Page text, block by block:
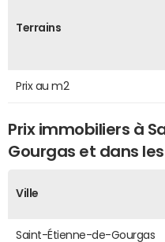
Terrains
Prix au m2
Prix immobiliers à
Gourgas et dans
Ville
Saint-Étienne-de-Gourgas